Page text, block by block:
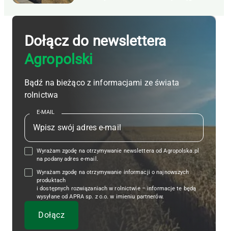
Dołącz do newslettera
Agropolski
Bądź na bieżąco z informacjami ze świata
rolnictwa
E-MAIL
Wyrażam zgodę na otrzymywanie newslettera od Agropolska.pl
na podany adres e-mail.
Wyrażam zgodę na otrzymywanie informacji o najnowszych
produktach
i dostępnych rozwiązaniach w rolnictwie – informacje te będą
wysyłane od APRA sp. z o.o. w imieniu partnerów.